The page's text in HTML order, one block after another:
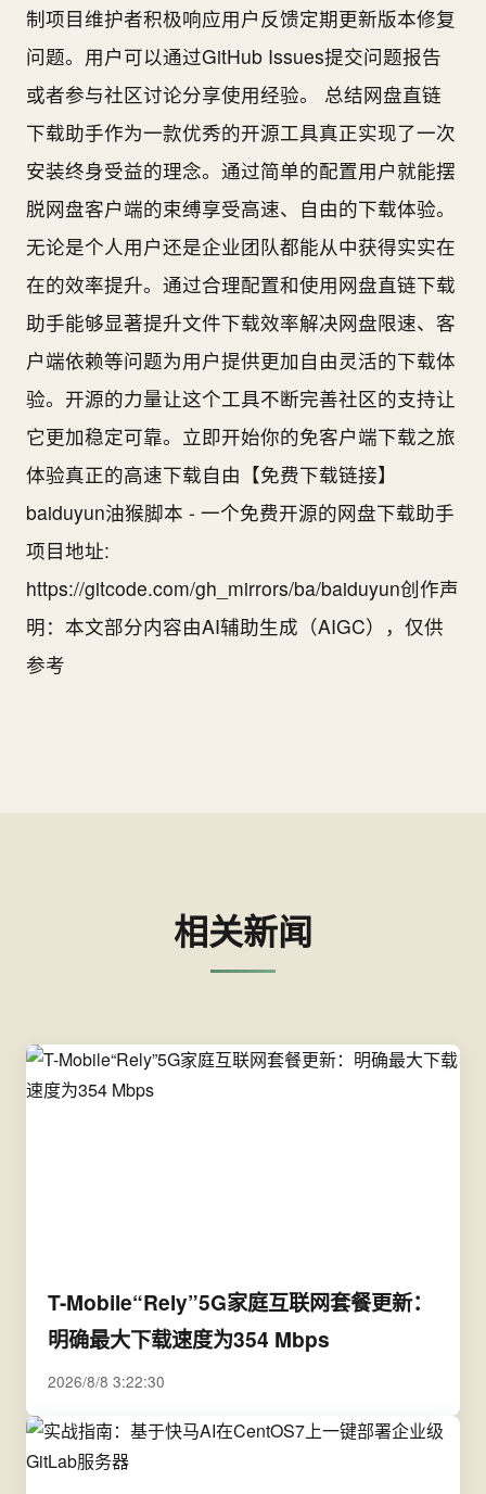
制项目维护者积极响应用户反馈定期更新版本修复
问题。用户可以通过GitHub Issues提交问题报告
或者参与社区讨论分享使用经验。 总结网盘直链
下载助手作为一款优秀的开源工具真正实现了一次
安装终身受益的理念。通过简单的配置用户就能摆
脱网盘客户端的束缚享受高速、自由的下载体验。
无论是个人用户还是企业团队都能从中获得实实在
在的效率提升。通过合理配置和使用网盘直链下载
助手能够显著提升文件下载效率解决网盘限速、客
户端依赖等问题为用户提供更加自由灵活的下载体
验。开源的力量让这个工具不断完善社区的支持让
它更加稳定可靠。立即开始你的免客户端下载之旅
体验真正的高速下载自由【免费下载链接】
baiduyun油猴脚本 - 一个免费开源的网盘下载助手
项目地址:
https://gitcode.com/gh_mirrors/ba/baiduyun创作声
明：本文部分内容由AI辅助生成（AIGC），仅供
参考
相关新闻
T-Mobile“Rely”5G家庭互联网套餐更新：
明确最大下载速度为354 Mbps
2026/8/8 3:22:30